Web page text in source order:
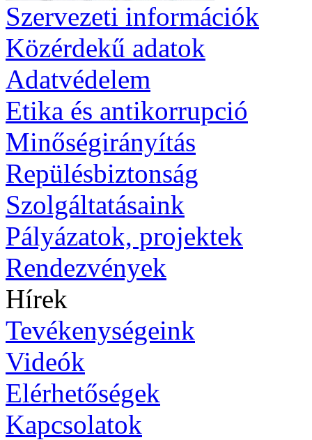
Szervezeti információk
Közérdekű adatok
Adatvédelem
Etika és antikorrupció
Minőségirányítás
Repülésbiztonság
Szolgáltatásaink
Pályázatok, projektek
Rendezvények
Hírek
Tevékenységeink
Videók
Elérhetőségek
Kapcsolatok